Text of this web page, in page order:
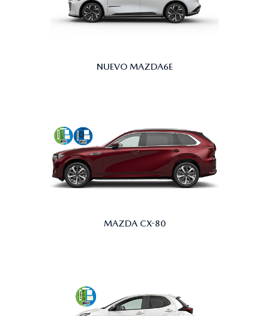
NUEVO MAZDA6E
MAZDA CX-80